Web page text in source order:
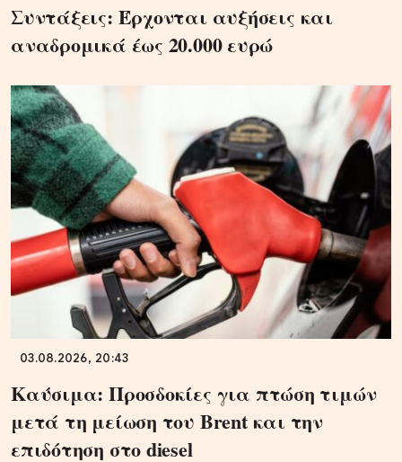
Συντάξεις: Έρχονται αυξήσεις και
αναδρομικά έως 20.000 ευρώ
03.08.2026, 20:43
Καύσιμα: Προσδοκίες για πτώση τιμών
μετά τη μείωση του Brent και την
επιδότηση στο diesel